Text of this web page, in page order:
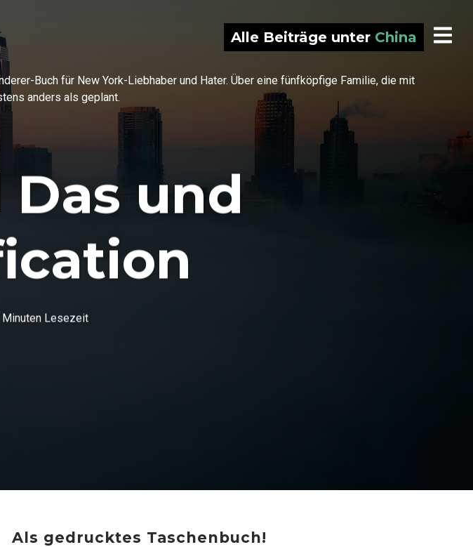
Buch für New York-Liebhaber und Hater. Über eine fünfköpfige Familie, die mit
anders als geplant.
Alle Beiträge unter China
und
Minuten Lesezeit
Als gedrucktes Taschenbuch!